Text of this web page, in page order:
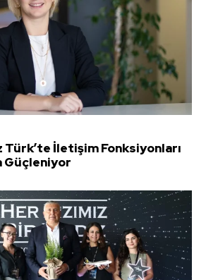
İletişim Fonksiyonları
Güçleniyor